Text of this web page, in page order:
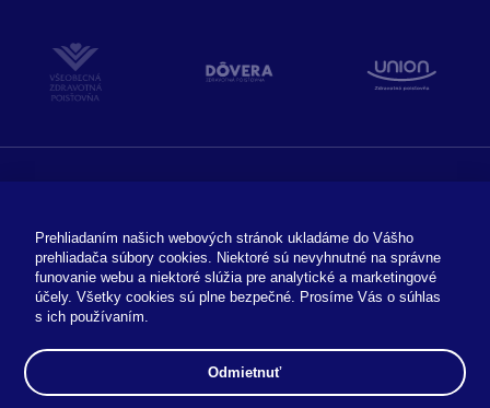
Súbory cookies Duálne vzdelávanie
EÚ Projekt Projekt PSK
Odhlásenie z newslettra
Prehliadaním našich webových stránok ukladáme do Vášho
prehliadača súbory cookies. Niektoré sú nevyhnutné na správne
funovanie webu a niektoré slúžia pre analytické a marketingové
účely. Všetky cookies sú plne bezpečné. Prosíme Vás o súhlas
s ich používaním.
Odmietnuť